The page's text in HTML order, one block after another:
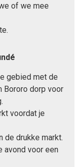
of we mee
gebied met de
Bororo dorp voor
voordat je
de drukke markt.
avond voor een